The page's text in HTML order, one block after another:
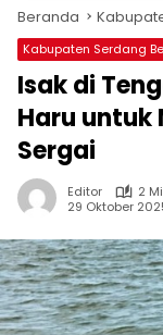
Beranda
Kabupaten Serdang
Isak di
Haru untuk
Sergai
Editor
2
29 Oktober